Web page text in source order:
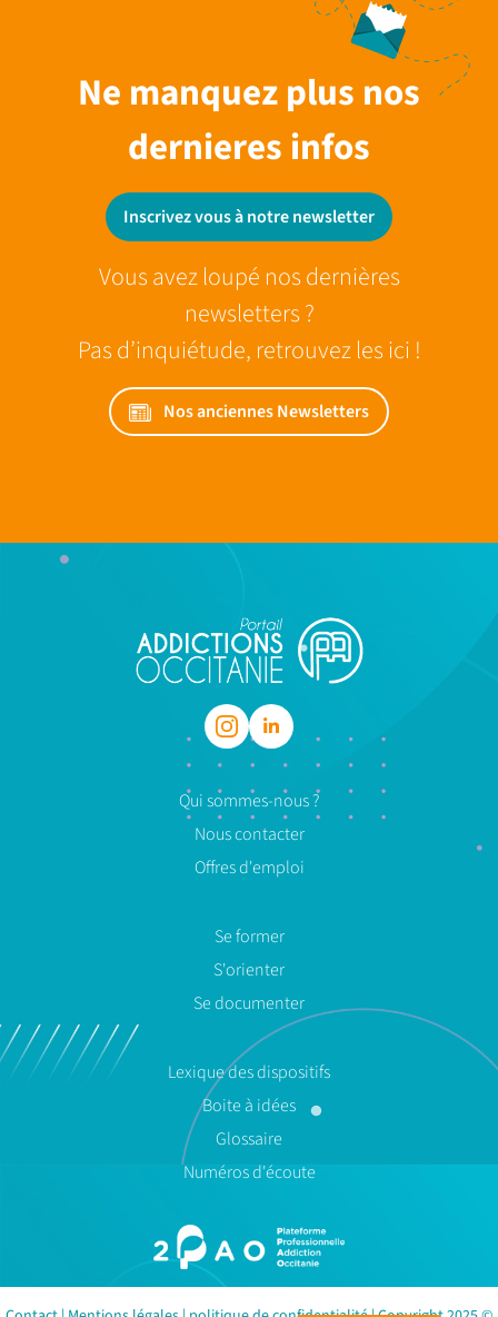
Ne manquez plus nos
dernieres infos
Inscrivez vous à notre newsletter
Vous avez loupé nos dernières
newsletters ?
Pas d’inquiétude, retrouvez les ici !
Nos anciennes Newsletters
Qui sommes-nous ?
Nous contacter
Offres d'emploi
Se former
S'orienter
Se documenter
Lexique des dispositifs
Boite à idées
Glossaire
Numéros d'écoute